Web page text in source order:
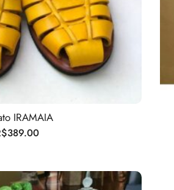
IRAMAIA
389.00